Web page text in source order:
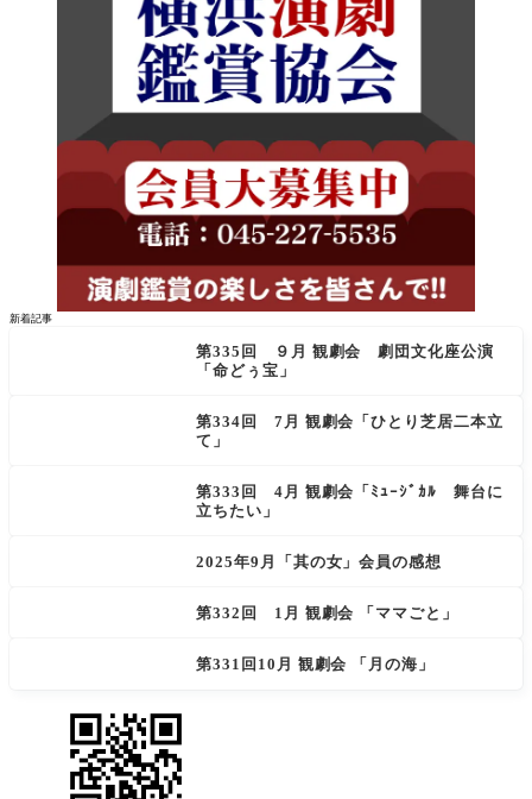
新着記事
第335回 ９月 観劇会 劇団文化座公演
「命どぅ宝」
第334回 7月 観劇会「ひとり芝居二本立
て」
第333回 4月 観劇会「ﾐｭｰｼﾞｶﾙ 舞台に
立ちたい」
2025年9月「其の女」会員の感想
第332回 1月 観劇会 「ママごと」
第331回10月 観劇会 「月の海」